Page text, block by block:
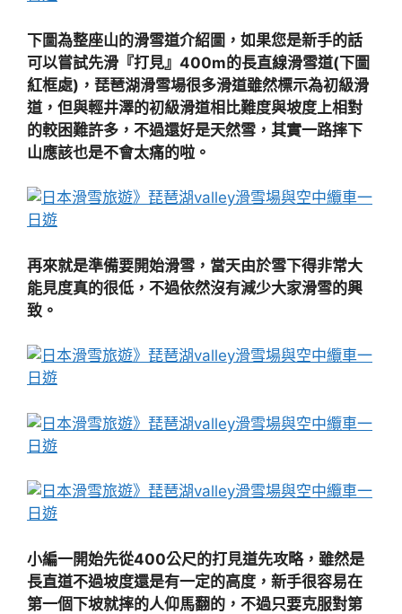
下圖為整座山的滑雪道介紹圖，如果您是新手的話
可以嘗試先滑『打見』400m的長直線滑雪道(下圖
紅框處)，琵琶湖滑雪場很多滑道雖然標示為初級滑
道，但與輕井澤的初級滑道相比難度與坡度上相對
的較困難許多，不過還好是天然雪，其實一路摔下
山應該也是不會太痛的啦。
再來就是準備要開始滑雪，當天由於雪下得非常大
能見度真的很低，不過依然沒有減少大家滑雪的興
致。
小編一開始先從400公尺的打見道先攻略，雖然是
長直道不過坡度還是有一定的高度，新手很容易在
第一個下坡就摔的人仰馬翻的，不過只要克服對第